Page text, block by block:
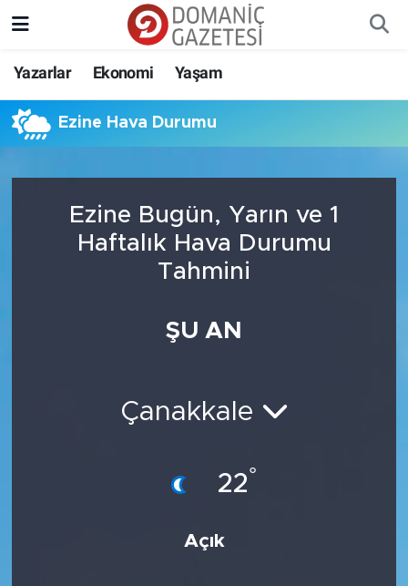
Yazarlar Ekonomi Yaşam
Ezine Hava Durumu
Ezine Bugün, Yarın ve 1
Haftalık Hava Durumu
Tahmini
ŞU AN
Çanakkale
22°
Açık